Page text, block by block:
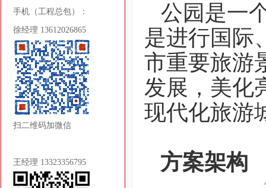
手机（工程总包）：
徐经理 13612026865
扫二维码加微信
王经理 13323356795
公园是一
是进行国际
市重要旅游
发展，美化
现代化旅游
方案架构